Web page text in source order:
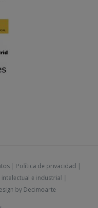
| Política de privacidad |
e industrial |
by Decimoarte